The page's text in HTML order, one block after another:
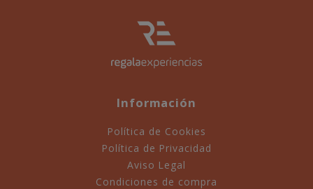
Información
Política de Cookies
Política de Privacidad
Aviso Legal
Condiciones de compra